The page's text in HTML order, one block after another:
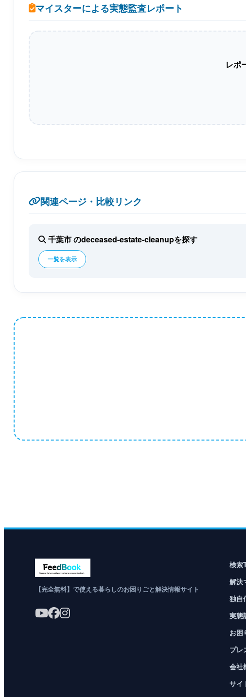
マイスターによる実態監査レポート
レポ
関連ページ・比較リンク
千葉市 のdeceased-estate-cleanupを探す
一覧を表示
【完全無料】で使える暮らしのお困りごと解決情報サイト
検索
解決
独自
実態
お困
プレ
会社
サイ